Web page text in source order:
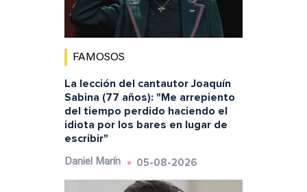
FAMOSOS
La lección del cantautor Joaquín
Sabina (77 años): "Me arrepiento
del tiempo perdido haciendo el
idiota por los bares en lugar de
escribir"
Daniel Marín 05-08-2026